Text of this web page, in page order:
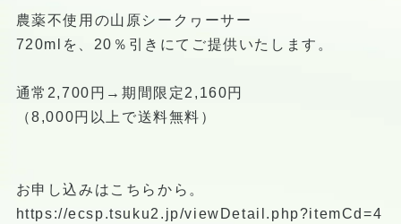
農薬不使用の山原シークヮーサー
720mlを、20％引きにてご提供いたします。
通常2,700円→期間限定2,160円
（8,000円以上で送料無料）
お申し込みはこちらから。
https://ecsp.tsuku2.jp/viewDetail.php?itemCd=4